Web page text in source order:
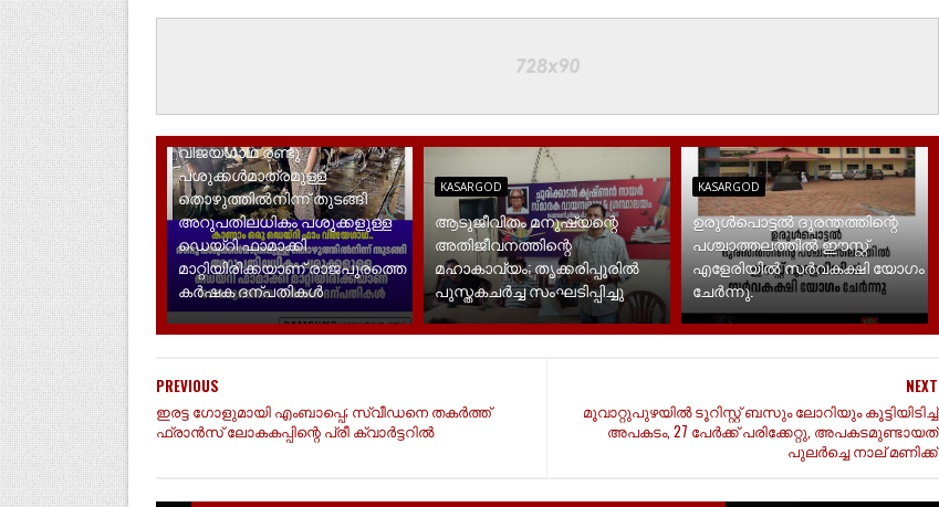
വിജയഗാഥ രണ്ടു
പശുക്കൾമാത്രമുള്ള
തൊഴുത്തിൽനിന്ന് തുടങ്ങി
അറുപതിലധികം പശുക്കളുള്ള
ഡെയ്റി ഫാമാക്കി
മാറ്റിയിരിക്കയാണ് രാജപുരത്തെ
കർഷക ദന്പതികൾ
KASARGOD
ആടുജീവിതം മനുഷ്യന്റെ
അതിജീവനത്തിന്റെ
മഹാകാവ്യം; തൃക്കരിപ്പൂരിൽ
പുസ്തകചർച്ച സംഘടിപ്പിച്ചു
KASARGOD
ഉരുൾപൊട്ടൽ ദുരന്തത്തിന്റെ
പശ്ചാത്തലത്തിൽ ഈസ്റ്റ്‌
എളേരിയിൽ സർവകക്ഷി യോഗം
ചേർന്നു.
NEXT
മൂവാറ്റുപുഴയിൽ ടൂറിസ്റ്റ് ബസും ലോറിയും കൂട്ടിയിടിച്ച്
അപകടം, 27 പേർക്ക് പരിക്കേറ്റു, അപകടമുണ്ടായത്
പുലർച്ചെ നാല് മണിക്ക്
PREVIOUS
ഇരട്ട ഗോളുമായി എംബാപ്പെ; സ്വീഡനെ തകര്‍ത്ത്
ഫ്രാന്‍സ് ലോകകപ്പിന്റെ പ്രീ ക്വാര്‍ട്ടറില്‍